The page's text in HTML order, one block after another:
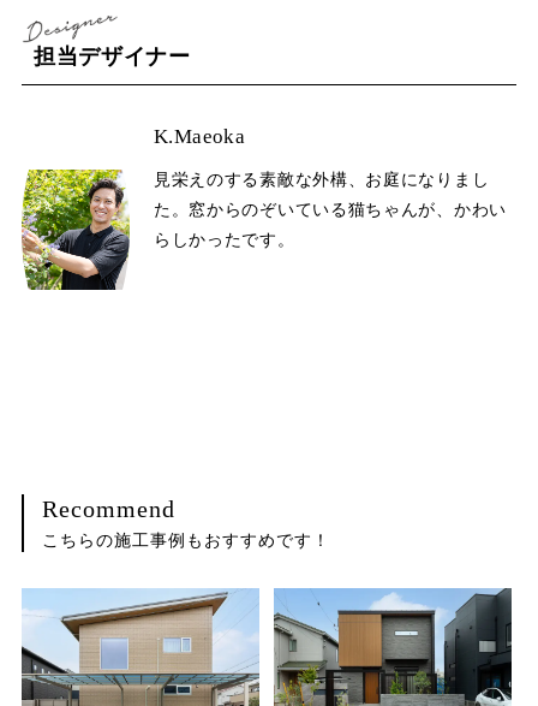
担当デザイナー
K.Maeoka
見栄えのする素敵な外構、お庭になりまし
た。窓からのぞいている猫ちゃんが、かわい
らしかったです。
Recommend
こちらの施工事例もおすすめです！